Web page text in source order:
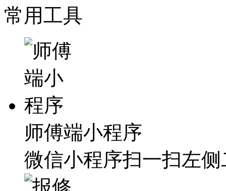
常用工具
师傅端小程序
微信小程序扫一扫左